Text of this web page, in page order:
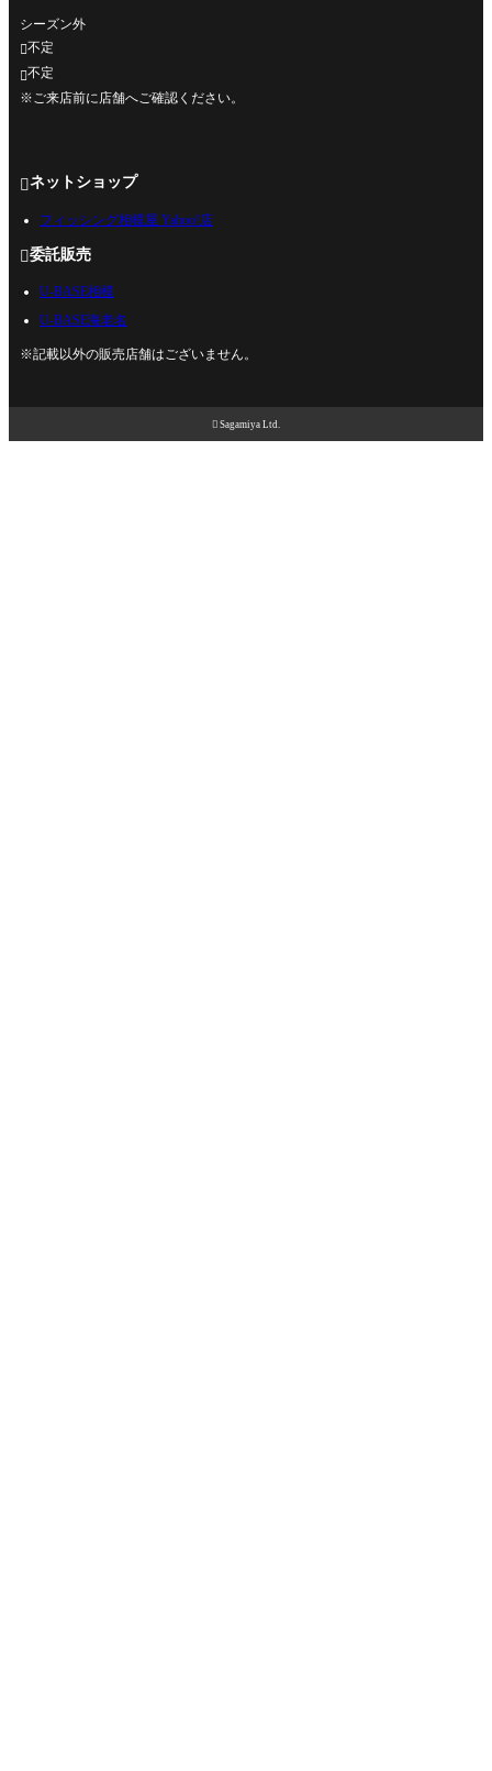
シーズン外
不定
不定
※ご来店前に店舗へご確認ください。
ネットショップ
フィッシング相模屋 Yahoo!店
委託販売
U-BASE相模
U-BASE海老名
※記載以外の販売店舗はございません。
 Sagamiya Ltd.